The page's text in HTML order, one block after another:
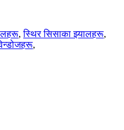
,स्थिर सिसाका झ्यालहरू,
,